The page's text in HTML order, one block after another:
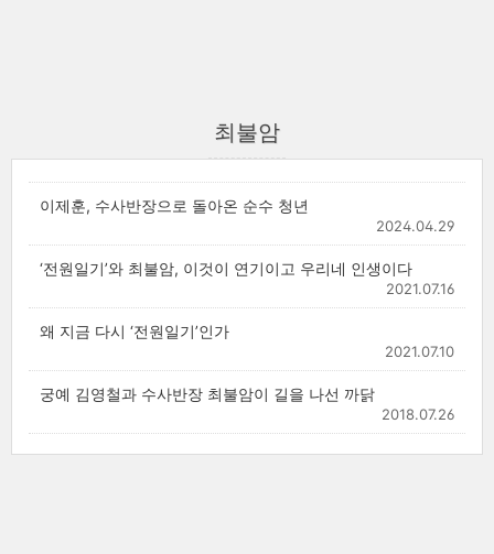
최불암
이제훈, 수사반장으로 돌아온 순수 청년
2024.04.29
‘전원일기’와 최불암, 이것이 연기이고 우리네 인생이다
2021.07.16
왜 지금 다시 ‘전원일기’인가
2021.07.10
궁예 김영철과 수사반장 최불암이 길을 나선 까닭
2018.07.26